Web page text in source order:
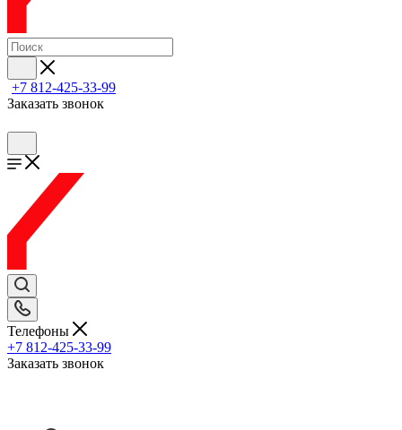
+7 812-425-33-99
Заказать звонок
Телефоны
+7 812-425-33-99
Заказать звонок